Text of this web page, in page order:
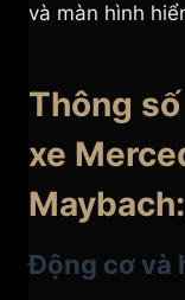
và màn hình
Thông
xe
Maybach:
Động cơ và